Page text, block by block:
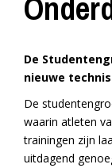
De
nieuwe
De
waarin atleten
trainingen zijn
uitdagend